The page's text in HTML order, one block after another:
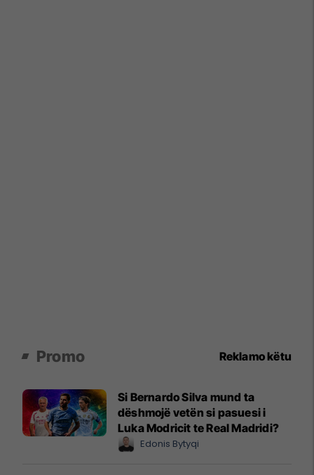
Promo Reklamo këtu
Si Bernardo Silva mund ta
dëshmojë vetën si pasuesi i
Luka Modricit te Real Madridi?
Edonis Bytyqi